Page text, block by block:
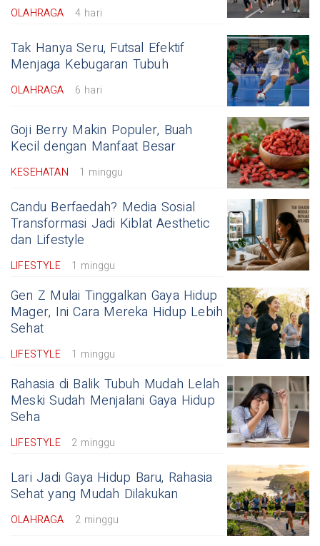
OLAHRAGA 4 hari
Tak Hanya Seru, Futsal Efektif
Menjaga Kebugaran Tubuh
OLAHRAGA 6 hari
Goji Berry Makin Populer, Buah
Kecil dengan Manfaat Besar
KESEHATAN 1 minggu
Candu Berfaedah? Media Sosial
Transformasi Jadi Kiblat Aesthetic
dan Lifestyle
LIFESTYLE 1 minggu
Gen Z Mulai Tinggalkan Gaya Hidup
Mager, Ini Cara Mereka Hidup Lebih
Sehat
LIFESTYLE 1 minggu
Rahasia di Balik Tubuh Mudah Lelah
Meski Sudah Menjalani Gaya Hidup
Seha
LIFESTYLE 2 minggu
Lari Jadi Gaya Hidup Baru, Rahasia
Sehat yang Mudah Dilakukan
OLAHRAGA 2 minggu